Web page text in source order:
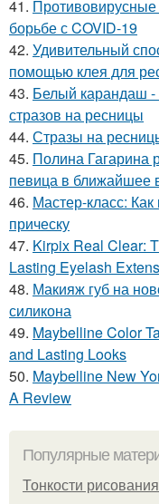
41. Противовирусные
борьбе с COVID-19
42. Удивительный
помощью клея для
43. Белый карандаш -
стразов на ресницы
44. Стразы на
45. Полина Гагарина
певица в ближайшее
46. Мастер-класс:
прическу
47. Kirpix Real Clear:
Lasting Eyelash
48. Макияж губ на
силикона
49. Maybelline Color
and Lasting Looks
50. Maybelline New
A Review
Популярные
Тонкости